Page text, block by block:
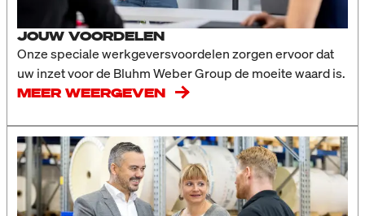
JOUW VOORDELEN
Onze speciale werkgeversvoordelen zorgen ervoor dat
uw inzet voor de Bluhm Weber Group de moeite waard is.
MEER WEERGEVEN